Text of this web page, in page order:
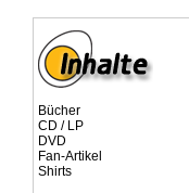
Bücher
CD / LP
DVD
Fan-Artikel
Shirts